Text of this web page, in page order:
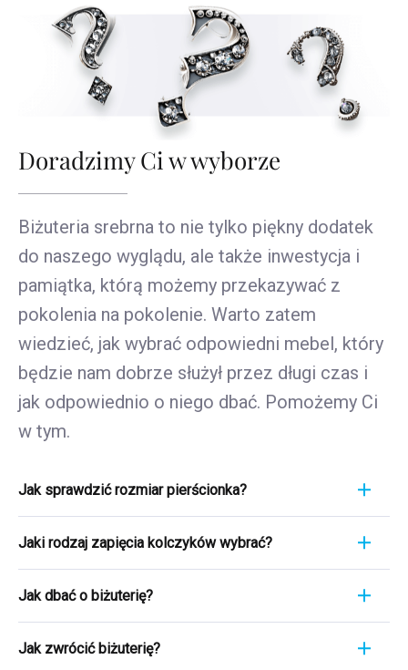
Doradzimy Ci w wyborze
Biżuteria srebrna to nie tylko piękny dodatek
do naszego wyglądu, ale także inwestycja i
pamiątka, którą możemy przekazywać z
pokolenia na pokolenie. Warto zatem
wiedzieć, jak wybrać odpowiedni mebel, który
będzie nam dobrze służył przez długi czas i
jak odpowiednio o niego dbać. Pomożemy Ci
w tym.
Jak sprawdzić rozmiar pierścionka?
poznać jego rozmiar, weź linijkę i przyłóż ją
bezpośrednio do pierścionka, który aktualnie
nosisz. Ważne jest, aby skupić się na jego
Przykładowo, jeśli mierzysz 1,7 cm, oznacza to,
Jaki rodzaj zapięcia kolczyków wybrać?
uwagę wygodę, bezpieczeństwo i styl
kolczyków. Kolczyki srebrne zazwyczaj
posiadają klasyczne zaczepy, które są proste i
Jak dbać o biżuterię?
gustu, ale często także symbol ważnego
Jak zwrócić biżuterię?